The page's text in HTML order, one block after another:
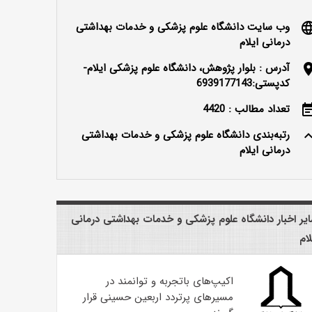
وب سایت دانشگاه علوم پزشکی و خدمات بهداشتی
درمانی ایلام
آدرس : بلوار پژوهش، دانشگاه علوم پزشکی ایلام-
کدپستی:6939177143
تعداد مطالب : 4420
keyboard_arrow_up
رتبه‌بندی دانشگاه علوم پزشکی و خدمات بهداشتی
درمانی ایلام
اخبار دانشگاه علوم پزشکی و خدمات بهداشتی درمانی
اکیپ‌های باتجربه و توانمند در
مسیرهای پرتردد اربعین حسینی قرار